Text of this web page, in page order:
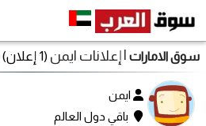
سوق الامارات | إعلانات ايمن (1 إعلان)
ايمن
باقي دول العالم